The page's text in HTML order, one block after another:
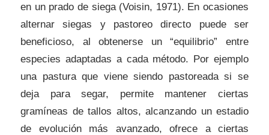
en un prado de siega (Voisin, 1971). En ocasiones
alternar siegas y pastoreo directo puede ser
beneficioso, al obtenerse un “equilibrio” entre
especies adaptadas a cada método. Por ejemplo
una pastura que viene siendo pastoreada si se
deja para segar, permite mantener ciertas
gramíneas de tallos altos, alcanzando un estadio
de evolución más avanzado, ofrece a ciertas